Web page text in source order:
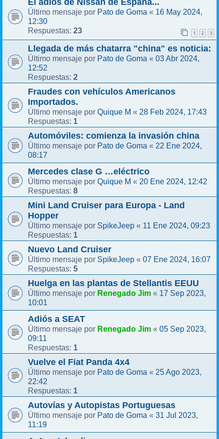
El adiós de Nissan de España...
Último mensaje por Pato de Goma « 16 May 2024,
12:30
Respuestas: 23 1 2 3
Llegada de más chatarra "china" es noticia:
Último mensaje por Pato de Goma « 03 Abr 2024,
12:52
Respuestas: 2
Fraudes con vehículos Americanos
Importados.
Último mensaje por Quique M « 28 Feb 2024, 17:43
Respuestas: 1
Automóviles: comienza la invasión china
Último mensaje por Pato de Goma « 22 Ene 2024,
08:17
Mercedes clase G …eléctrico
Último mensaje por Quique M « 20 Ene 2024, 12:42
Respuestas: 8
Mini Land Cruiser para Europa - Land
Hopper
Último mensaje por SpikeJeep « 11 Ene 2024, 09:23
Respuestas: 1
Nuevo Land Cruiser
Último mensaje por SpikeJeep « 07 Ene 2024, 16:07
Respuestas: 5
Huelga en las plantas de Stellantis EEUU
Último mensaje por Renegado Jim « 17 Sep 2023,
10:01
Adiós a SEAT
Último mensaje por Renegado Jim « 05 Sep 2023,
09:11
Respuestas: 1
Vuelve el Fiat Panda 4x4
Último mensaje por Pato de Goma « 25 Ago 2023,
22:42
Respuestas: 1
Autovías y Autopistas Portuguesas
Último mensaje por Pato de Goma « 31 Jul 2023,
11:19